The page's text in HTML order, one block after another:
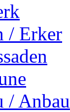
/ Erker
/ Anbau